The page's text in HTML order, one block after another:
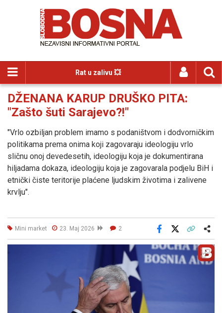
Rat u zalivu 💥
DŽENANA KARUP DRUŠKO PITA:
"Zašto šuti Sarajevo?!"
"Vrlo ozbiljan problem imamo s podaništvom i dodvorničkim
politikama prema onima koji zagovaraju ideologiju vrlo
sličnu onoj devedesetih, ideologiju koja je dokumentirana
hiljadama dokaza, ideologiju koja je zagovarala podjelu BiH i
etnički čiste teritorije plaćene ljudskim životima i zalivene
krvlju".
Mini market 23. Maj 2026 2
Facebook